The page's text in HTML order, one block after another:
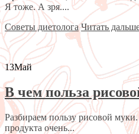
Я тоже. А зря....
Советы диетолога Читать
13Май
В чем польза
Разбираем пользу рисовой
продукта очень...